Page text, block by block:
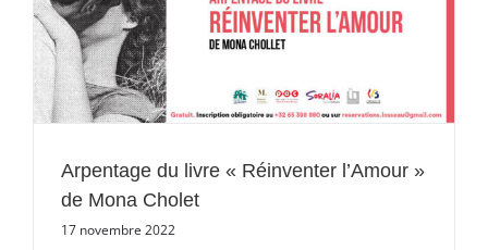
Arpentage du livre « Réinventer l’Amour »
de Mona Cholet
17 novembre 2022